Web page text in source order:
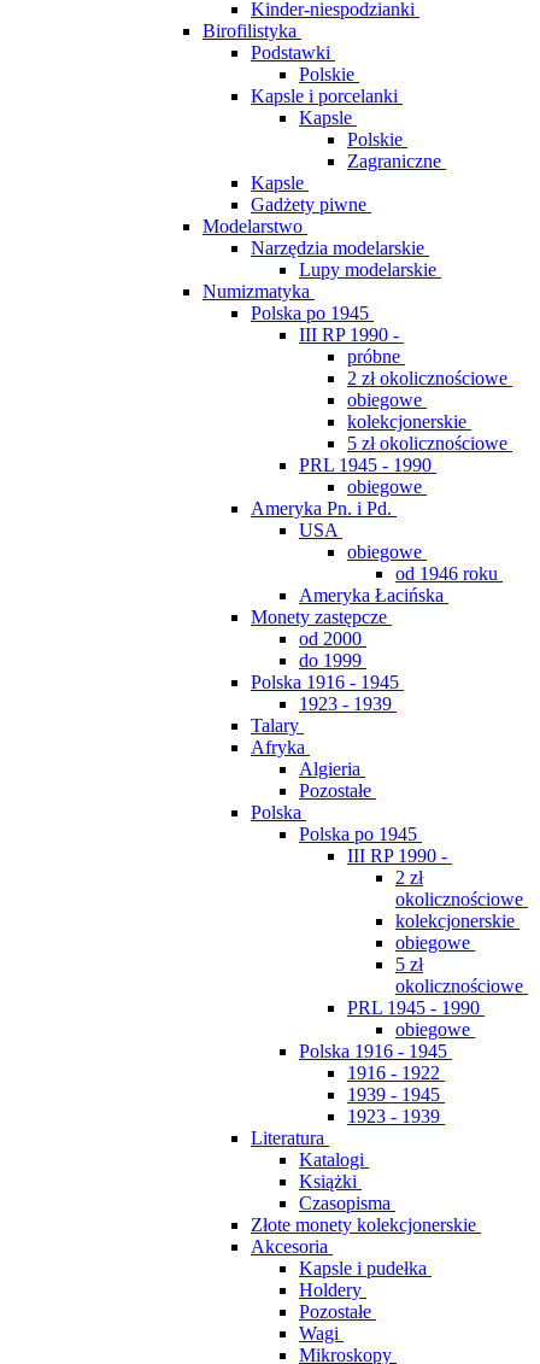
Kinder-niespodzianki
Birofilistyka
Podstawki
Polskie
Kapsle i porcelanki
Kapsle
Polskie
Zagraniczne
Kapsle
Gadżety piwne
Modelarstwo
Narzędzia modelarskie
Lupy modelarskie
Numizmatyka
Polska po 1945
III RP 1990 -
próbne
2 zł okolicznościowe
obiegowe
kolekcjonerskie
5 zł okolicznościowe
PRL 1945 - 1990
obiegowe
Ameryka Pn. i Pd.
USA
obiegowe
od 1946 roku
Ameryka Łacińska
Monety zastępcze
od 2000
do 1999
Polska 1916 - 1945
1923 - 1939
Talary
Afryka
Algieria
Pozostałe
Polska
Polska po 1945
III RP 1990 -
2 zł
okolicznościowe
kolekcjonerskie
obiegowe
5 zł
okolicznościowe
PRL 1945 - 1990
obiegowe
Polska 1916 - 1945
1916 - 1922
1939 - 1945
1923 - 1939
Literatura
Katalogi
Książki
Czasopisma
Złote monety kolekcjonerskie
Akcesoria
Kapsle i pudełka
Holdery
Pozostałe
Wagi
Mikroskopy